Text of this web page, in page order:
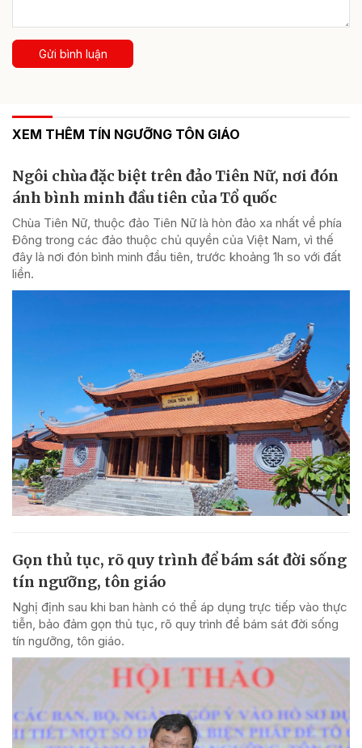
Gửi bình luận
XEM THÊM TÍN NGƯỠNG TÔN GIÁO
Ngôi chùa đặc biệt trên đảo Tiên Nữ, nơi đón
ánh bình minh đầu tiên của Tổ quốc
Chùa Tiên Nữ, thuộc đảo Tiên Nữ là hòn đảo xa nhất về phía
Đông trong các đảo thuộc chủ quyền của Việt Nam, vì thế
đây là nơi đón bình minh đầu tiên, trước khoảng 1h so với đất
liền.
Gọn thủ tục, rõ quy trình để bám sát đời sống
tín ngưỡng, tôn giáo
Nghị định sau khi ban hành có thể áp dụng trực tiếp vào thực
tiễn, bảo đảm gọn thủ tục, rõ quy trình để bám sát đời sống
tín ngưỡng, tôn giáo.